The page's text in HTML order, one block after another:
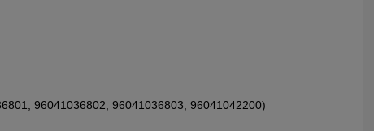
96041036802, 96041036803, 96041042200)